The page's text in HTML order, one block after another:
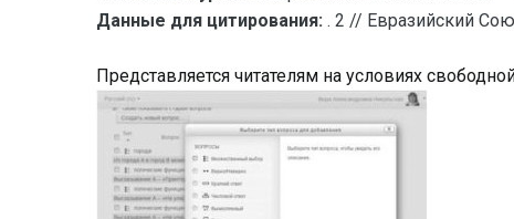
Данные для цитирования: . 2 // Евразийский
Представляется читателям на условиях